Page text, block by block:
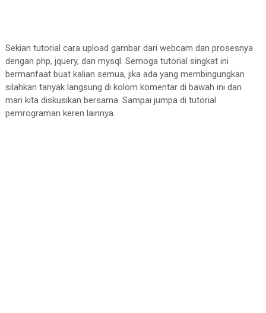
Sekian tutorial cara upload gambar dari webcam dan prosesnya
dengan php, jquery, dan mysql. Semoga tutorial singkat ini
bermanfaat buat kalian semua, jika ada yang membingungkan
silahkan tanyak langsung di kolom komentar di bawah ini dan
mari kita diskusikan bersama. Sampai jumpa di tutorial
pemrograman keren lainnya.